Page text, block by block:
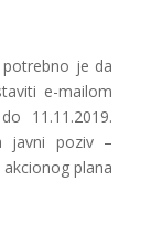
je da
e-mailom
11.11.2019.
javni poziv –
plana